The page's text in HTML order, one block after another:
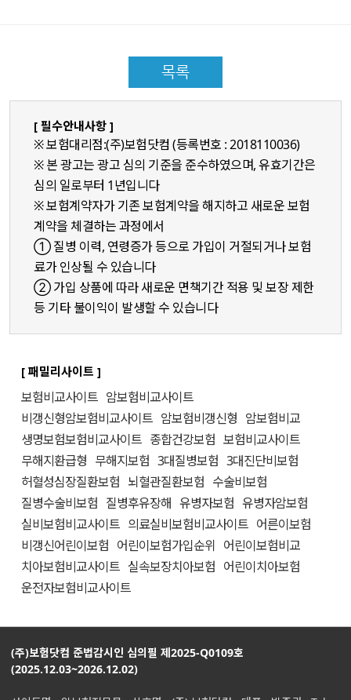
목록
[ 필수안내사항 ]
※ 보험대리점:(주)보험닷컴 (등록번호 : 2018110036)
※ 본 광고는 광고 심의 기준을 준수하였으며, 유효기간은
심의 일로부터 1년입니다
※ 보험계약자가 기존 보험계약을 해지하고 새로운 보험
계약을 체결하는 과정에서
① 질병 이력, 연령증가 등으로 가입이 거절되거나 보험
료가 인상될 수 있습니다
② 가입 상품에 따라 새로운 면책기간 적용 및 보장 제한
등 기타 불이익이 발생할 수 있습니다
[ 패밀리사이트 ]
보험비교사이트 암보험비교사이트
비갱신형암보험비교사이트 암보험비갱신형 암보험비교
생명보험보험비교사이트 종합건강보험 보험비교사이트
무해지환급형 무해지보험 3대질병보험 3대진단비보험
허혈성심장질환보험 뇌혈관질환보험 수술비보험
질병수술비보험 질병후유장해 유병자보험 유병자암보험
실비보험비교사이트 의료실비보험비교사이트 어른이보험
비갱신어린이보험 어린이보험가입순위 어린이보험비교
치아보험비교사이트 실속보장치아보험 어린이치아보험
운전자보험비교사이트
(주)보험닷컴 준법감시인 심의필 제2025-Q0109호
(2025.12.03~2026.12.02)